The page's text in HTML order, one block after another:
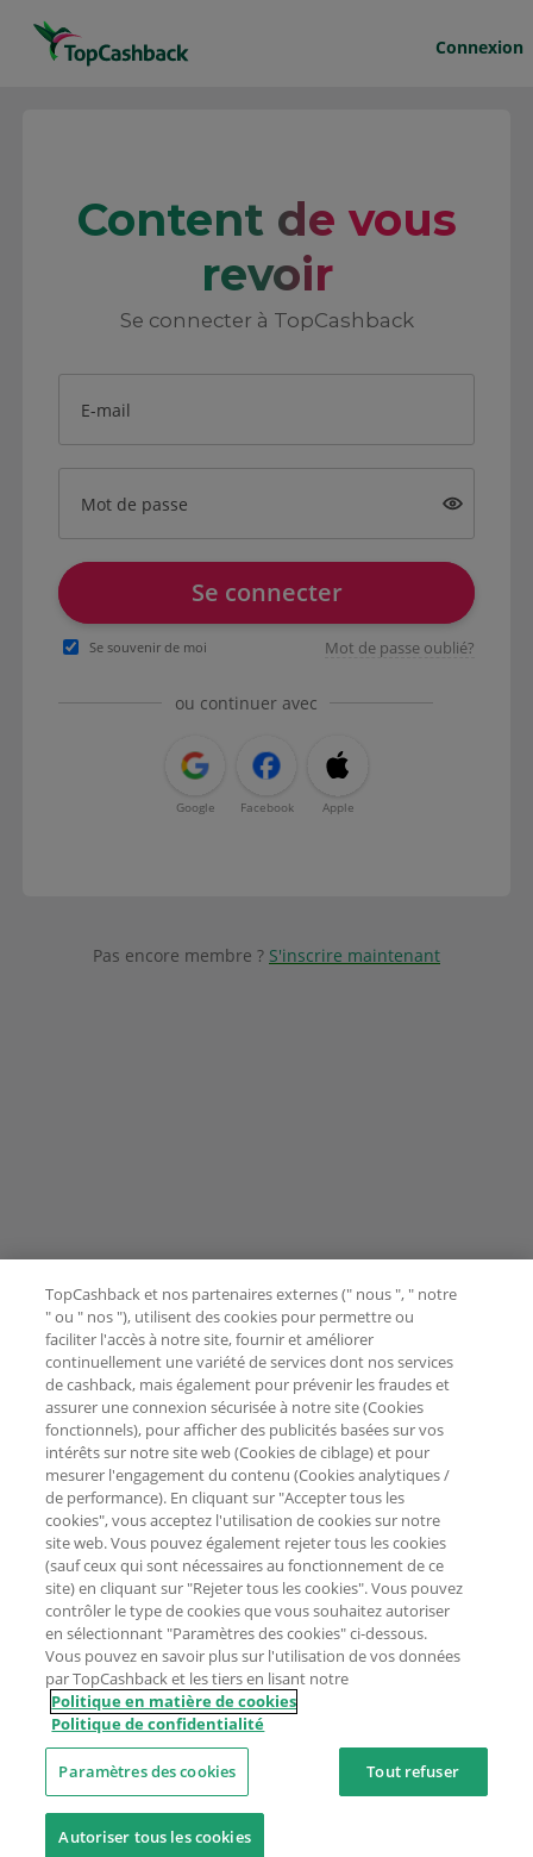
Connexion
Content de vous
revoir
Se connecter à TopCashback
E-mail
Mot de passe
Se connecter
Se souvenir de moi Mot de passe oublié?
ou continuer avec
Google Facebook Apple
Pas encore membre ? S'inscrire maintenant
TopCashback et nos partenaires externes (" nous ", " notre
" ou " nos "), utilisent des cookies pour permettre ou
faciliter l'accès à notre site, fournir et améliorer
continuellement une variété de services dont nos services
de cashback, mais également pour prévenir les fraudes et
assurer une connexion sécurisée à notre site (Cookies
fonctionnels), pour afficher des publicités basées sur vos
intérêts sur notre site web (Cookies de ciblage) et pour
mesurer l'engagement du contenu (Cookies analytiques /
de performance). En cliquant sur "Accepter tous les
cookies", vous acceptez l'utilisation de cookies sur notre
site web. Vous pouvez également rejeter tous les cookies
(sauf ceux qui sont nécessaires au fonctionnement de ce
site) en cliquant sur "Rejeter tous les cookies". Vous pouvez
contrôler le type de cookies que vous souhaitez autoriser
en sélectionnant "Paramètres des cookies" ci-dessous.
Vous pouvez en savoir plus sur l'utilisation de vos données
par TopCashback et les tiers en lisant notre
Politique en matière de cookies
Politique de confidentialité
Paramètres des cookies Tout refuser
Autoriser tous les cookies